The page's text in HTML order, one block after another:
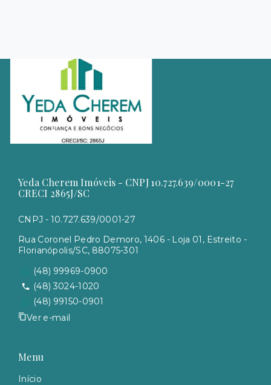
Yeda Cherem Imóveis - CNPJ 10.727.639/0001-27
CRECI 2865J/SC
CNPJ - 10.727.639/0001-27
Rua Coronel Pedro Demoro, 1406 - Loja 01, Estreito -
Florianópolis/SC, 88075-301
(48) 99969-0900
(48) 3024-1020
(48) 99150-0901
Ver e-mail
Menu
Início